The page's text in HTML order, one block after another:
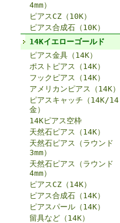
4mm）
ピアスCZ（10K）
ピアス合成石（10K）
14Kイエローゴールド
ピアス金具（14K）
ポストピアス（14K）
フックピアス（14K）
アメリカンピアス（14K）
ピアスキャッチ（14K/14
金）
14Kピアス空枠
天然石ピアス（14K）
天然石ピアス（ラウンド
3mm）
天然石ピアス（ラウンド
4mm）
ピアスCZ（14K）
ピアス合成石（14K）
ピアスパール（14K）
留具など（14K）